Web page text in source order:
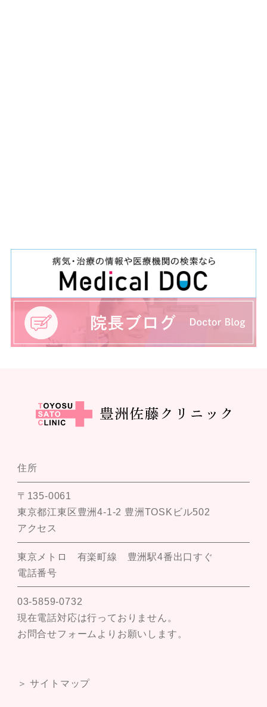
住所
〒135-0061
東京都江東区豊洲4-1-2 豊洲TOSKビル502
アクセス
東京メトロ 有楽町線 豊洲駅4番出口すぐ
電話番号
03-5859-0732
現在電話対応は行っておりません。
お問合せフォームよりお願いします。
＞ サイトマップ